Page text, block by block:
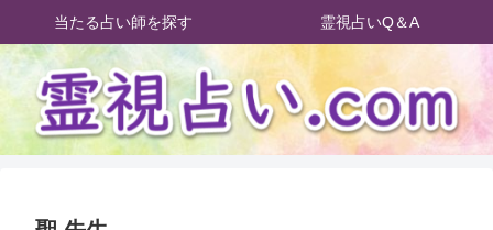
当たる占い師を探す 霊視占いQ＆A